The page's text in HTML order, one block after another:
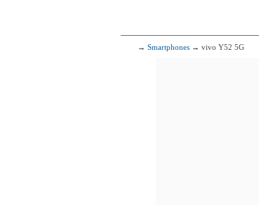
→ Smartphones → vivo Y52 5G